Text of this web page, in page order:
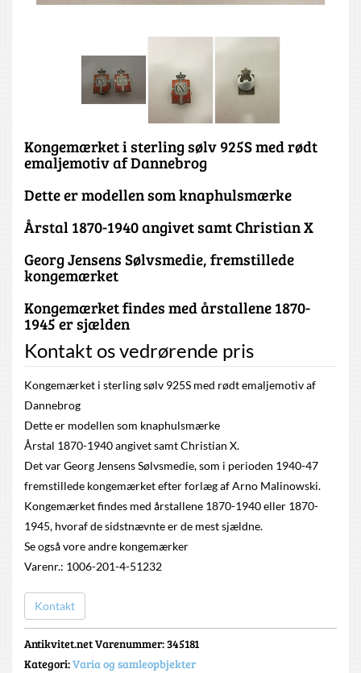
Kongemærket i sterling sølv 925S med rødt
emaljemotiv af Dannebrog
Dette er modellen som knaphulsmærke
Årstal 1870-1940 angivet samt Christian X
Georg Jensens Sølvsmedie, fremstillede
kongemærket
Kongemærket findes med årstallene 1870-
1945 er sjælden
Kontakt os vedrørende pris
Kongemærket i sterling sølv 925S med rødt emaljemotiv af
Dannebrog
Dette er modellen som knaphulsmærke
Årstal 1870-1940 angivet samt Christian X.
Det var Georg Jensens Sølvsmedie, som i perioden 1940-47
fremstillede kongemærket efter forlæg af Arno Malinowski.
Kongemærket findes med årstallene 1870-1940 eller 1870-
1945, hvoraf de sidstnævnte er de mest sjældne.
Se også vore andre kongemærker
Varenr.: 1006-201-4-51232
Kontakt
Antikvitet.net Varenummer: 345181
Kategori:Varia og samleopbjekter